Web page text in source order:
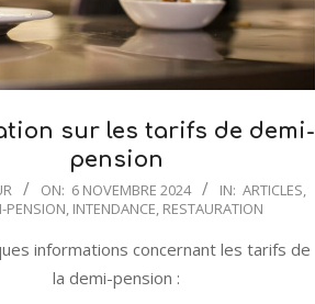
sur les tarifs de demi-
pension
ON: 6 NOVEMBRE 2024 IN: ARTICLES,
PENSION, INTENDANCE, RESTAURATION
informations concernant les tarifs de
la demi-pension :